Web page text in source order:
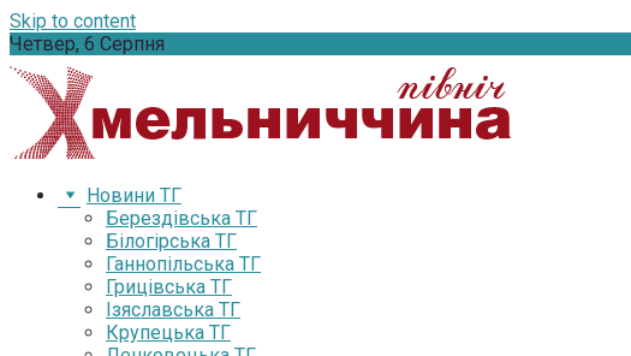
Skip to content
Четвер, 6 Серпня
Новини ТГ
Берездівська ТГ
Білогірська ТГ
Ганнопільська ТГ
Грицівська ТГ
Ізяславська ТГ
Крупецька ТГ